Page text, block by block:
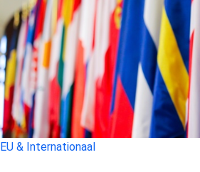
EU & Internationaal